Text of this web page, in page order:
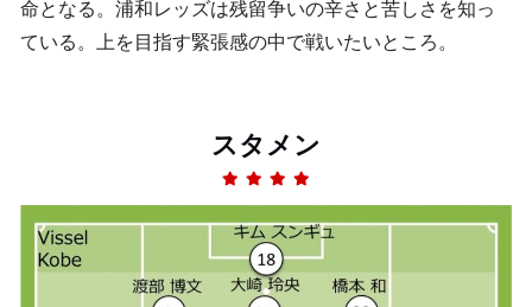
命となる。浦和レッズは残留争いの辛さと苦しさを知っ
ている。上を目指す緊張感の中で戦いたいところ。
スタメン